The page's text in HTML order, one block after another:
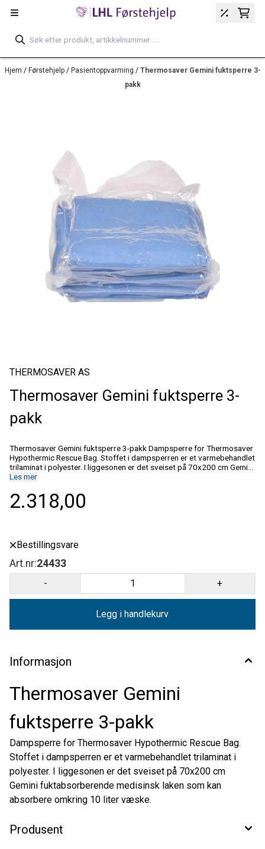
Hopp til innhold
Hjem / Førstehjelp / Pasientoppvarming / Thermosaver Gemini fuktsperre 3-
pakk
THERMOSAVER AS
Thermosaver Gemini fuktsperre 3-
pakk
Thermosaver Gemini fuktsperre 3-pakk Dampsperre for Thermosaver
Hypothermic Rescue Bag. Stoffet i dampsperren er et varmebehandlet
trilaminat i polyester. I liggesonen er det sveiset på 70x200 cm Gemini
fuktabsorberende medisinsk laken som kan absorbere omkring 10
Les mer
2.318,00
Bestillingsvare
Art.nr:24433
- +
Legg i handlekurv
Informasjon
Thermosaver Gemini
fuktsperre 3-pakk
Dampsperre for Thermosaver Hypothermic Rescue Bag.
Stoffet i dampsperren er et varmebehandlet trilaminat i
polyester. I liggesonen er det sveiset på 70x200 cm
Gemini fuktabsorberende medisinsk laken som kan
absorbere omkring 10 liter væske.
Produsent